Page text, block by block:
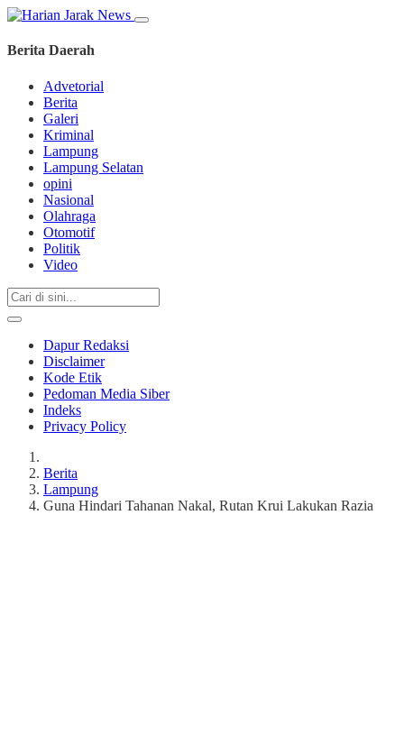
Berita Daerah
Advetorial
Berita
Galeri
Kriminal
Lampung
Lampung Selatan
opini
Nasional
Olahraga
Otomotif
Politik
Video
Dapur Redaksi
Disclaimer
Kode Etik
Pedoman Media Siber
Indeks
Privacy Policy
Berita
Lampung
Guna Hindari Tahanan Nakal, Rutan Krui Lakukan Razia